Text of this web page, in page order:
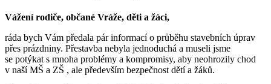
Vážení rodiče, občané Vráže, děti a žáci,
ráda bych Vám předala pár informací o průběhu stavebních úprav
přes prázdniny. Přestavba nebyla jednoduchá a museli jsme
se potýkat s mnoha problémy a kompromisy, aby neohrozily chod
v naší MŠ a ZŠ , ale především bezpečnost dětí a žáků.